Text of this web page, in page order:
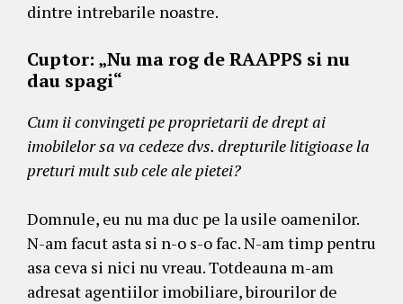
dintre intrebarile noastre.
Cuptor: „Nu ma rog de RAAPPS si nu
dau spagi“
Cum ii convingeti pe proprietarii de drept ai
imobilelor sa va cedeze dvs. drepturile litigioase la
preturi mult sub cele ale pietei?
Domnule, eu nu ma duc pe la usile oamenilor.
N-am facut asta si n-o s-o fac. N-am timp pentru
asa ceva si nici nu vreau. Totdeauna m-am
adresat agentiilor imobiliare, birourilor de